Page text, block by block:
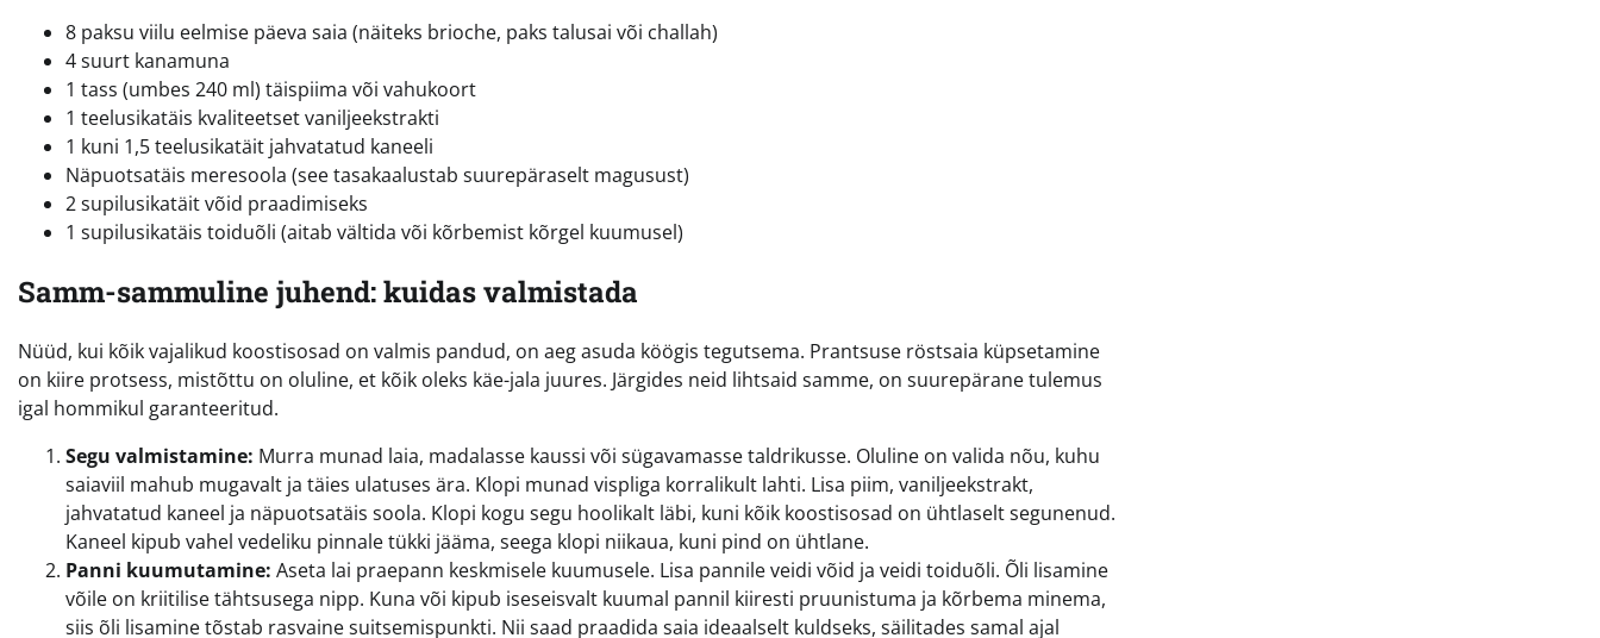
8 paksu viilu eelmise päeva saia (näiteks brioche, paks talusai või challah)
4 suurt kanamuna
1 tass (umbes 240 ml) täispiima või vahukoort
1 teelusikatäis kvaliteetset vaniljeekstrakti
1 kuni 1,5 teelusikatäit jahvatatud kaneeli
Näpuotsatäis meresoola (see tasakaalustab suurepäraselt magusust)
2 supilusikatäit võid praadimiseks
1 supilusikatäis toiduõli (aitab vältida või kõrbemist kõrgel kuumusel)
Samm-sammuline juhend: kuidas valmistada
Nüüd, kui kõik vajalikud koostisosad on valmis pandud, on aeg asuda köögis tegutsema. Prantsuse röstsaia küpsetamine
on kiire protsess, mistõttu on oluline, et kõik oleks käe-jala juures. Järgides neid lihtsaid samme, on suurepärane tulemus
igal hommikul garanteeritud.
Segu valmistamine: Murra munad laia, madalasse kaussi või sügavamasse taldrikusse. Oluline on valida nõu, kuhu
saiaviil mahub mugavalt ja täies ulatuses ära. Klopi munad vispliga korralikult lahti. Lisa piim, vaniljeekstrakt,
jahvatatud kaneel ja näpuotsatäis soola. Klopi kogu segu hoolikalt läbi, kuni kõik koostisosad on ühtlaselt segunenud.
Kaneel kipub vahel vedeliku pinnale tükki jääma, seega klopi niikaua, kuni pind on ühtlane.
Panni kuumutamine: Aseta lai praepann keskmisele kuumusele. Lisa pannile veidi võid ja veidi toiduõli. Õli lisamine
võile on kriitilise tähtsusega nipp. Kuna või kipub iseseisvalt kuumal pannil kiiresti pruunistuma ja kõrbema minema,
siis õli lisamine tõstab rasvaine suitsemispunkti. Nii saad praadida saia ideaalselt kuldseks, säilitades samal ajal